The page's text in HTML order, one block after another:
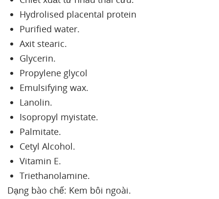
Hydrolised placental protein
Purified water.
Axit stearic.
Glycerin.
Propylene glycol
Emulsifying wax.
Lanolin.
Isopropyl myistate.
Palmitate.
Cetyl Alcohol.
Vitamin E.
Triethanolamine.
Dạng bào chế: Kem bôi ngoài.